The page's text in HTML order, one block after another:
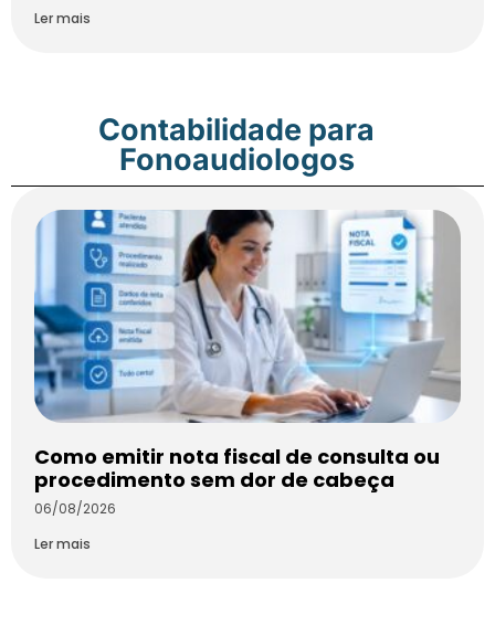
Ler mais
Contabilidade para
Fonoaudiologos
Como emitir nota fiscal de consulta ou
procedimento sem dor de cabeça
06/08/2026
Ler mais